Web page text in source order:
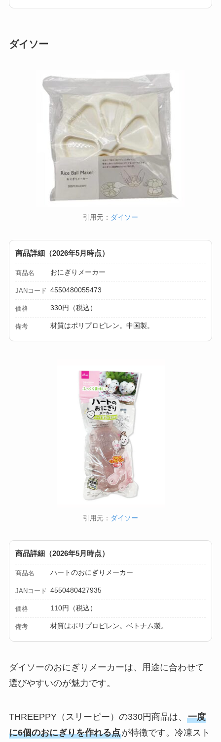
ダイソー
引用元： ダイソー
商品詳細（2026年5月時点）
商品名 おにぎりメーカー
JANコード 4550480055473
価格 330円（税込）
備考 材質はポリプロピレン。中国製。
引用元： ダイソー
商品詳細（2026年5月時点）
商品名 ハートのおにぎりメーカー
JANコード 4550480427935
価格 110円（税込）
備考 材質はポリプロピレン。ベトナム製。
ダイソーのおにぎりメーカーは、用途に合わせて
選びやすいのが魅力です。
THREEPPY（スリーピー）の330円商品は、 一度
に6個のおにぎりを作れる点が特徴です。冷凍スト